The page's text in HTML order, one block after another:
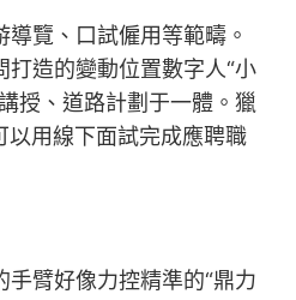
覽、口試僱用等範疇。
打造的變動位置數字人“小
授、道路計劃于一體。獵
以用線下面試完成應聘職
手臂好像力控精準的“鼎力